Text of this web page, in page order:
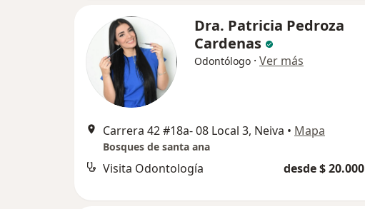
Dra. Patricia Pedroza
Cardenas
Odontólogo · Ver más
Carrera 42 #18a- 08 Local 3, Neiva • Mapa
Bosques de santa ana
Visita Odontología desde $ 20.000